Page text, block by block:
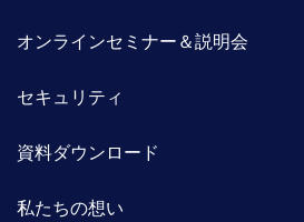
オンラインセミナー＆説明会
セキュリティ
資料ダウンロード
私たちの想い